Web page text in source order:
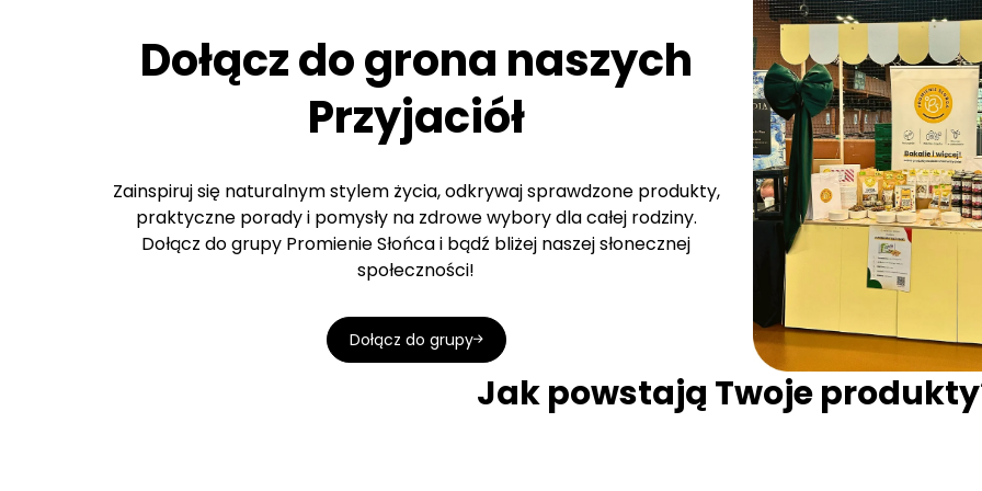
Dołącz do grona naszych
Przyjaciół
Zainspiruj się naturalnym stylem życia, odkrywaj sprawdzone produkty,
praktyczne porady i pomysły na zdrowe wybory dla całej rodziny.
Dołącz do grupy Promienie Słońca i bądź bliżej naszej słonecznej
społeczności!
Dołącz do grupy
Jak powstają Twoje